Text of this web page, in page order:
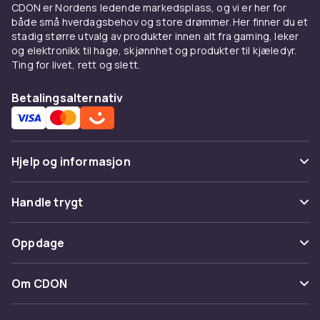
hjem.
Materialet påvirker også vedlikeholdet.
Treavlastningsbord varmer opp et rom og gir
et naturlig uttrykk, men krever litt vedlikehold.
Metallbord er mer holdbare og lettere å
rengjøre, noe som er praktisk i en aktiv entre
med mye gjennomgang.
eller serveringsbord
stuen.
Tips til plassering og innredning
I entreen er et avlastningsbord et praktisk
supplement til et entrespeil og en
oppå for nøkler og småting, og plasser en
bordlampe hvis det er behov for ekstra
CDON er Nordens ledende markedsplass, og vi er her for
både små hverdagsbehov og store drømmer. Her finner du et
stadig større utvalg av produkter innen alt fra gaming, leker
og elektronikk til hage, skjønnhet og produkter til kjæledyr.
Ting for livet, rett og slett.
Betalingsalternativ
Hjelp og informasjon
Vanlige spørsmål
Spor pakke
Angre & returner her
Kontakt oss
Handle trygt
Betaling
Levering
Oppdage
Kategorier
Varemerker
Om CDON